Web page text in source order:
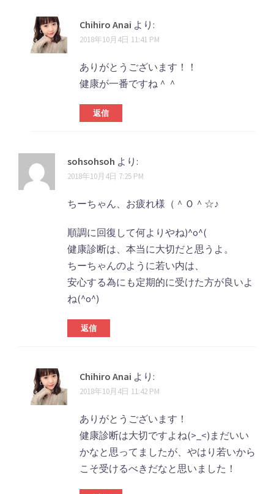
Chihiro Anai より:
2018年10月4日 11:41 PM
ありがとうございます！！
健康が一番ですね＾＾
返信
sohsohsoh より:
2018年10月4日 7:25 PM
ちーちゃん、お疲れ様（＾Ｏ＾☆♪
順調に回復して何よりやね)^o^(
健康診断は、本当に大切だと思うよ。
ちーちゃんのように若い内は、
安心する為にも定期的に受けた方が良いよ
ね(^o^)
返信
Chihiro Anai より:
2018年10月4日 11:42 PM
ありがとうございます！
健康診断は大切ですよね(>_<)まだいい
かなと思ってましたが、やはり若いから
こそ受けるべきだなと思いました！